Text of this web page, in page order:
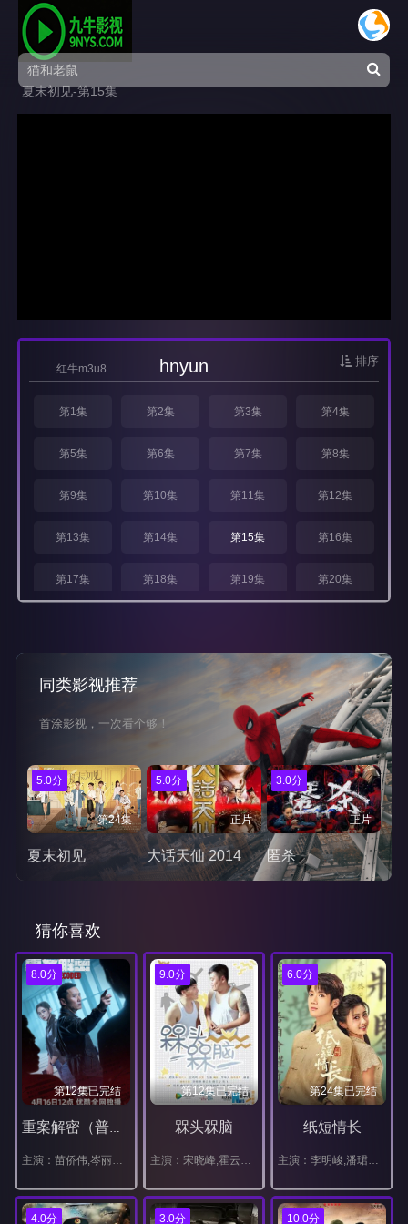
夏末初见-第15集
排序
红牛m3u8 hnyun
第1集 第2集 第3集 第4集
第5集 第6集 第7集 第8集
第9集 第10集 第11集 第12集
第13集 第14集 第15集 第16集
第17集 第18集 第19集 第20集
同类影视推荐
首涂影视，一次看个够！
5.0分
第24集
夏末初见
5.0分
正片
大话天仙 2014
3.0分
正片
匿杀
猜你喜欢
8.0分
第12集已完结
9.0分
第12集已完结
槑头槑脑
6.0分
第24集已完结
纸短情长
4.0分 3.0分 10.0分